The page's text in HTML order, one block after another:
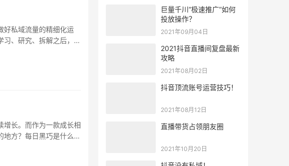
好私域流量的精细化运
、研究、拆解之后，公
增长。而作为一款成长相
方？每日黑巧是什么？
巨量千川“极速推广”如何
投放操作？
2021年09月04日
2021抖音直播间复盘最新
攻略
2021年08月02日
抖音顶流账号运营技巧！
2021年08月12日
直播带货占领朋友圈
2021年10月20日